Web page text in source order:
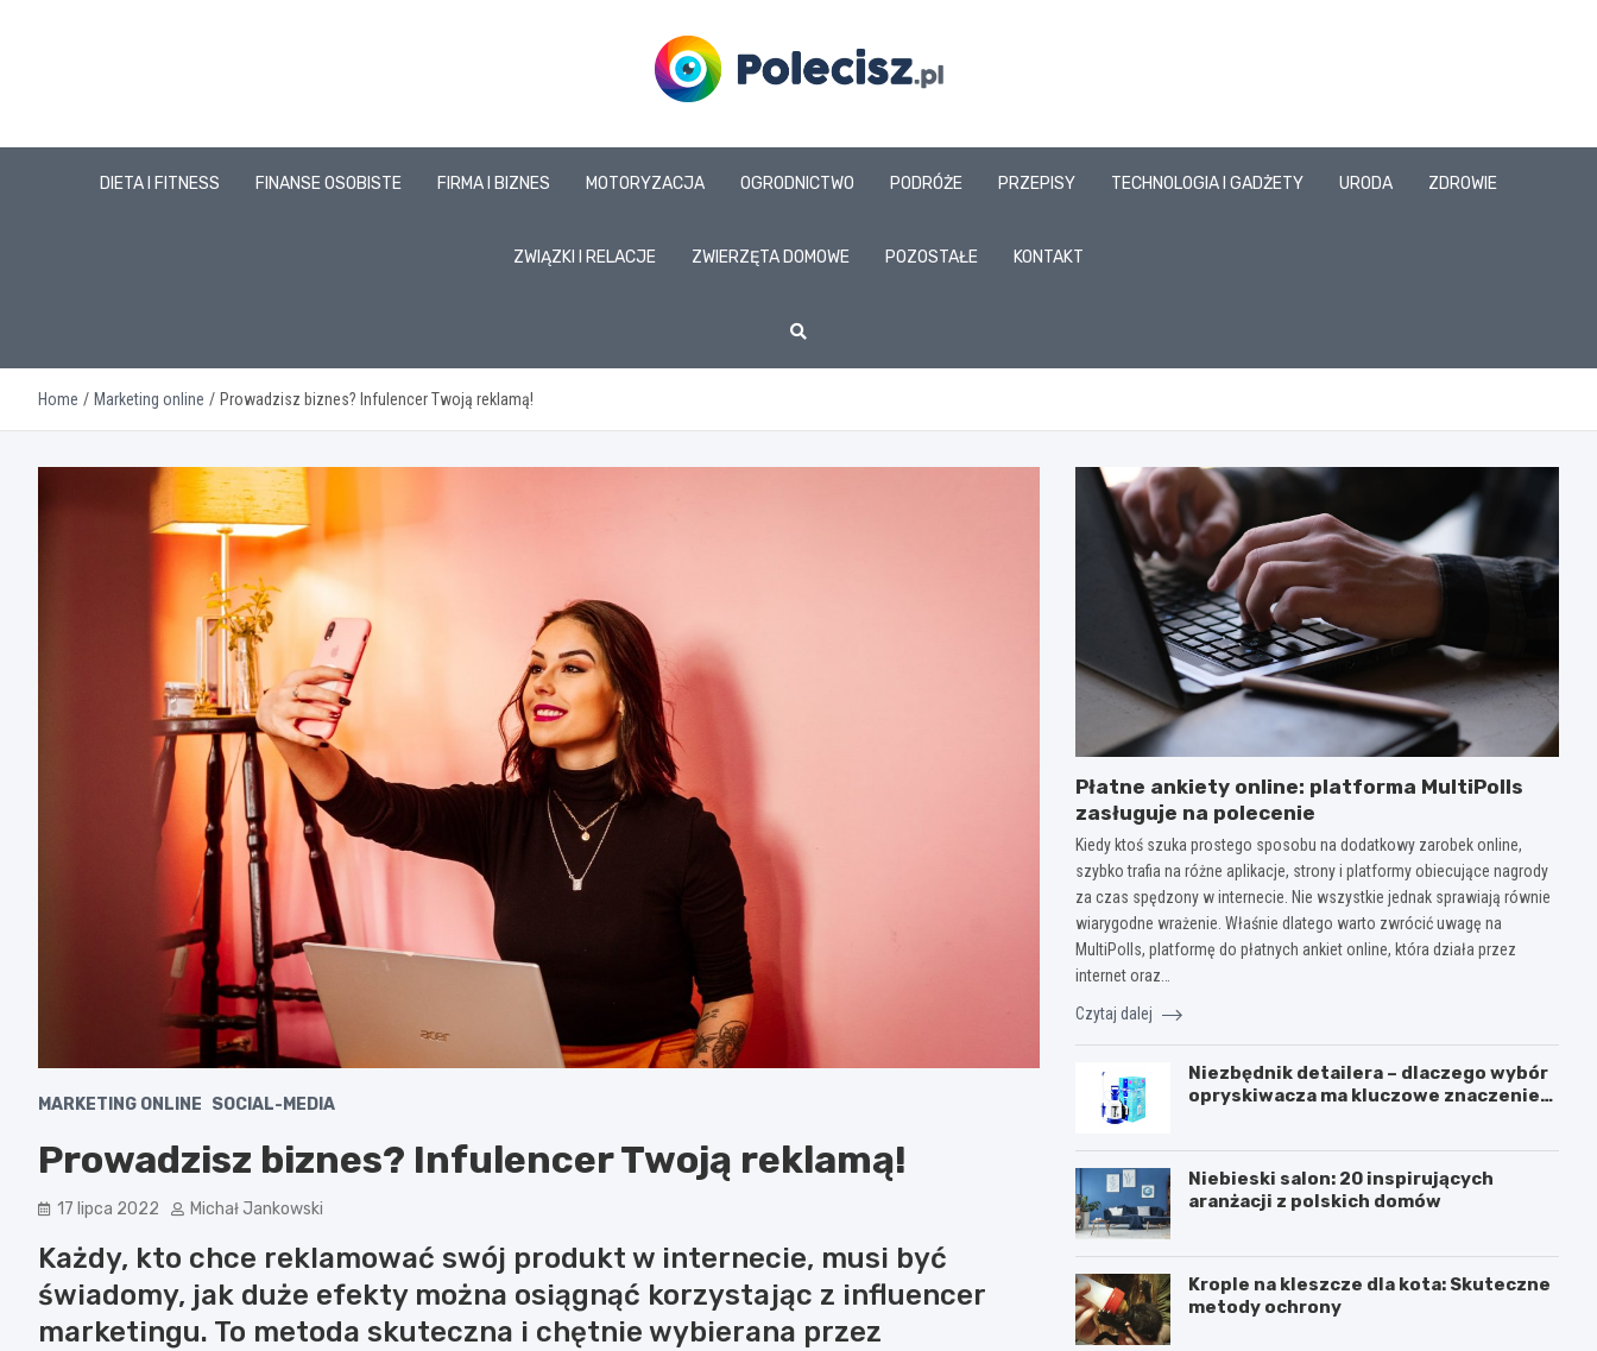
www.polecisz.pl
DIETA I FITNESS FINANSE OSOBISTE FIRMA I BIZNES MOTORYZACJA OGRODNICTWO PODRÓŻE PRZEPISY TECHNOLOGIA I GADŻETY URODA ZDROWIE
ZWIĄZKI I RELACJE ZWIERZĘTA DOMOWE POZOSTAŁE KONTAKT
Home Marketing online Prowadzisz biznes? Infulencer Twoją reklamą!
MARKETING ONLINE SOCIAL-MEDIA
Prowadzisz biznes? Infulencer Twoją reklamą!
17 lipca 2022 Michał Jankowski
Każdy, kto chce reklamować swój produkt w internecie, musi być
świadomy, jak duże efekty można osiągnąć korzystając z influencer
marketingu. To metoda skuteczna i chętnie wybierana przez
Płatne ankiety online: platforma MultiPolls
zasługuje na polecenie
Kiedy ktoś szuka prostego sposobu na dodatkowy zarobek online,
szybko trafia na różne aplikacje, strony i platformy obiecujące nagrody
za czas spędzony w internecie. Nie wszystkie jednak sprawiają równie
wiarygodne wrażenie. Właśnie dlatego warto zwrócić uwagę na
MultiPolls, platformę do płatnych ankiet online, która działa przez
internet oraz…
Czytaj dalej
Niezbędnik detailera – dlaczego wybór
opryskiwacza ma kluczowe znaczenie
Niebieski salon: 20 inspirujących
aranżacji z polskich domów
Krople na kleszcze dla kota: Skuteczne
metody ochrony